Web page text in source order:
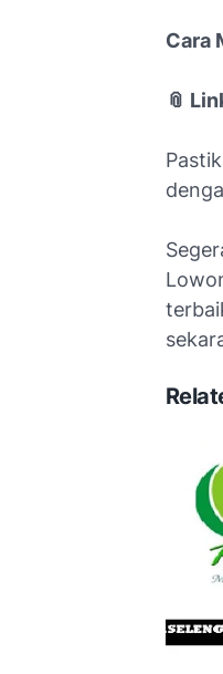
Cara
📎